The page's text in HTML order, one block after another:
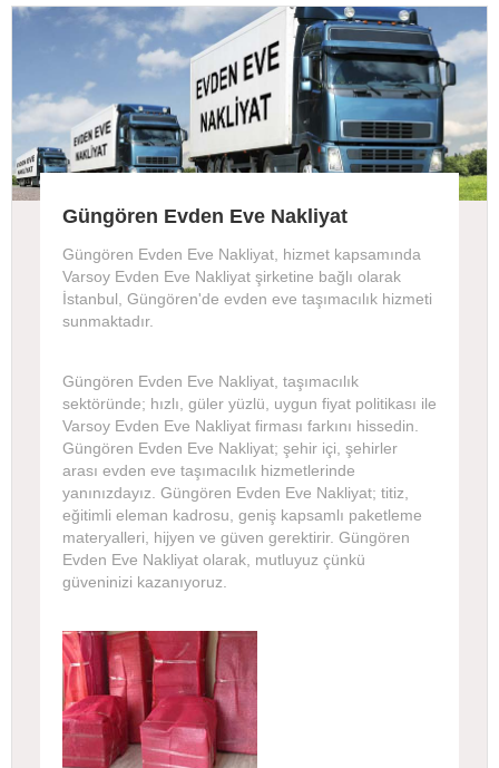
Güngören Evden Eve Nakliyat
Güngören Evden Eve Nakliyat, hizmet kapsamında
Varsoy Evden Eve Nakliyat şirketine bağlı olarak
İstanbul, Güngören'de evden eve taşımacılık hizmeti
sunmaktadır.
Güngören Evden Eve Nakliyat, taşımacılık
sektöründe; hızlı, güler yüzlü, uygun fiyat politikası ile
Varsoy Evden Eve Nakliyat firması farkını hissedin.
Güngören Evden Eve Nakliyat; şehir içi, şehirler
arası evden eve taşımacılık hizmetlerinde
yanınızdayız. Güngören Evden Eve Nakliyat; titiz,
eğitimli eleman kadrosu, geniş kapsamlı paketleme
materyalleri, hijyen ve güven gerektirir. Güngören
Evden Eve Nakliyat olarak, mutluyuz çünkü
güveninizi kazanıyoruz.